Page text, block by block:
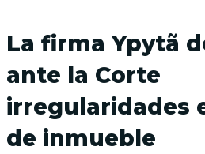
La firma Ypytã
ante la Corte
irregularidades
de inmueble